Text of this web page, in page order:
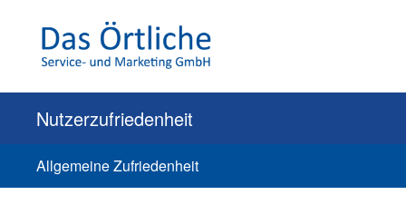
Nutzerzufriedenheit
Allgemeine Zufriedenheit